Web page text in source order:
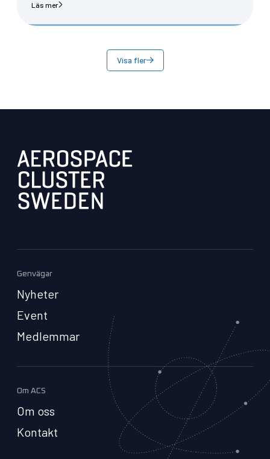
Läs mer
Visa fler
Genvägar
Nyheter
Event
Medlemmar
Om ACS
Om oss
Kontakt